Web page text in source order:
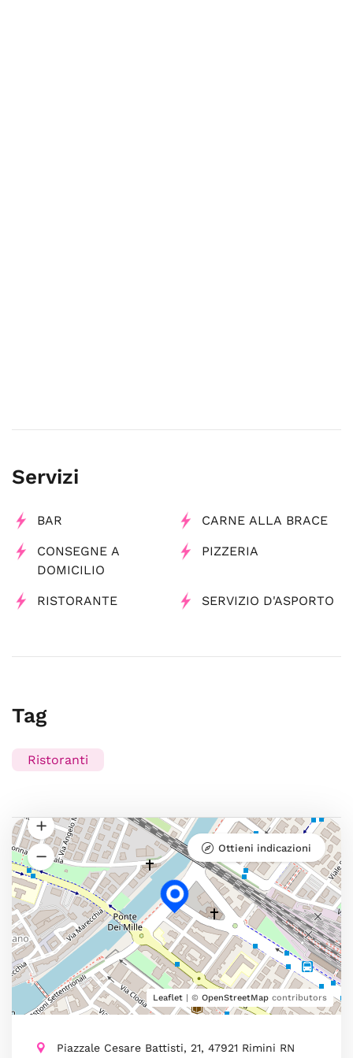
Servizi
BAR CARNE ALLA BRACE
CONSEGNE A
DOMICILIO
PIZZERIA
RISTORANTE SERVIZIO D'ASPORTO
Tag
Ristoranti
Leaflet | © OpenStreetMap contributors
Ottieni indicazioni
Piazzale Cesare Battisti, 21, 47921 Rimini RN